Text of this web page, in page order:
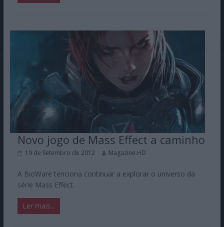
Novo jogo de Mass Effect a caminho
19 de Setembro de 2012 Magazine.HD
A BioWare tenciona continuar a explorar o universo da
série Mass Effect.
Ler mais...